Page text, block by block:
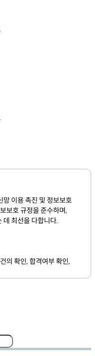
망 이용 촉진 및 정보보호
보호 규정을 준수하며,
데 최선을 다합니다.
의 확인, 합격여부 확인,
입학/졸업년월, 전공,
, 직무, 직위, 부서명,